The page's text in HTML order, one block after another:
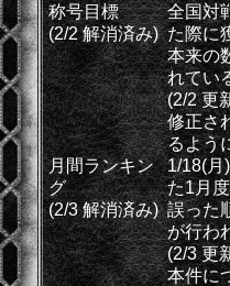
称号目標
(2/2 解消済み)
全国対
た際に
本来の
れてい
(2/2 更
修正さ
るよう
月間ランキン
グ
(2/3 解消済み)
1/18(月
た1月
誤った
が行わ
(2/3 更
本件に